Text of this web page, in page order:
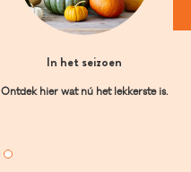
In het seizoen
Ontdek hier wat nú het lekkerste is.